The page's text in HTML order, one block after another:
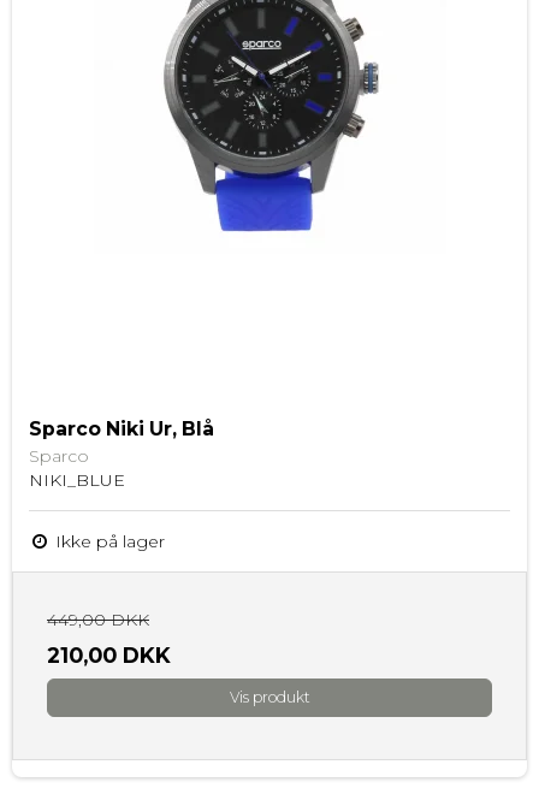
Sparco Niki Ur, Blå
Sparco
NIKI_BLUE
Ikke på lager
449,00 DKK
210,00 DKK
Vis produkt